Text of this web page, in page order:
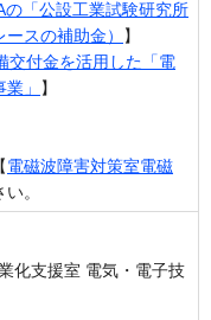
「公設工業試験研究所
スの補助金）
】
交付金を活用した「電
」
】
電磁波障害対策室電磁
。
化支援室 電気・電子技